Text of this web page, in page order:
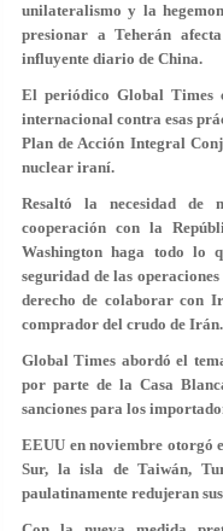
unilateralismo y la
presionar a Teherán
influyente diario de China.
El periódico Global Times
internacional contra esas
Plan de Acción Integral
nuclear iraní.
Resaltó la necesidad de
cooperación con la
Washington haga todo lo
seguridad de las
derecho de colaborar con
comprador del crudo de Irán.
Global Times abordó el
por parte de la Casa
sanciones para los
EEUU en noviembre otorgó
Sur, la isla de Taiwán,
paulatinamente redujeran